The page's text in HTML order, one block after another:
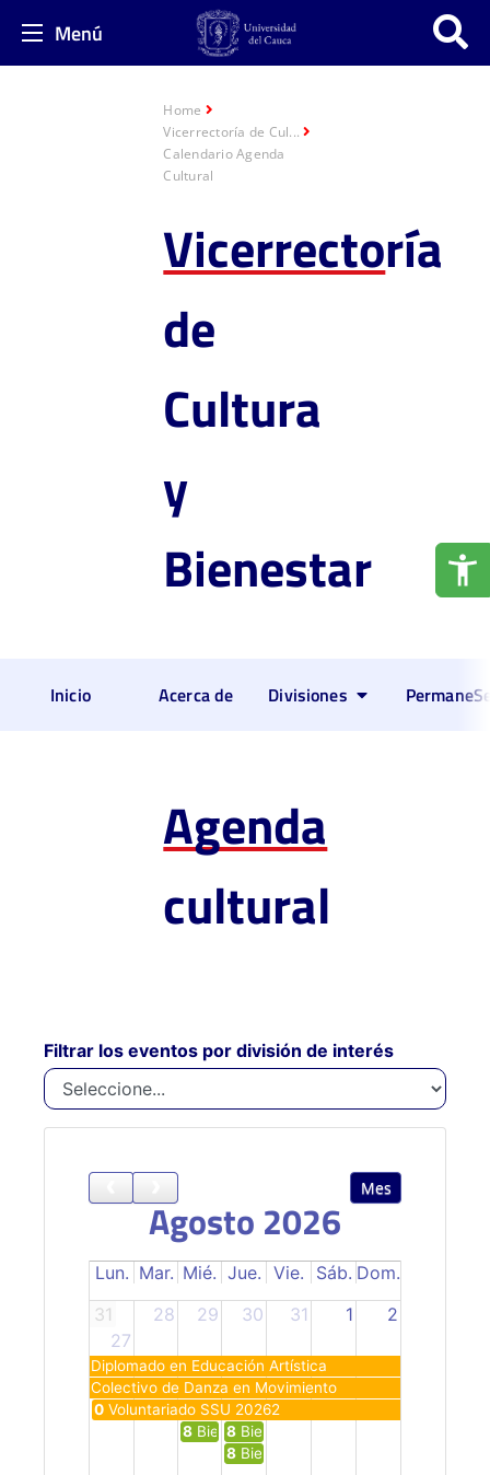
Menú
Home
Vicerrectoría de Cul...
Calendario Agenda
Cultural
Vicerrectoría
de
Cultura
y
Bienestar
Inicio Acerca de Divisiones
Agenda
cultural
Filtrar los eventos por división de interés
Mes
Agosto 2026
Lun. Mar. Mié. Jue. Vie. Sáb. Dom.
31
27
28 29 30 31 1 2
Diplomado en Educación Artística
Colectivo de Danza en Movimiento
0 Voluntariado SSU 20262
8 Bienvenids a su casa de estudios
8 Bienvenids a su casa de estudios
8 Bienvenids a su casa de estudios